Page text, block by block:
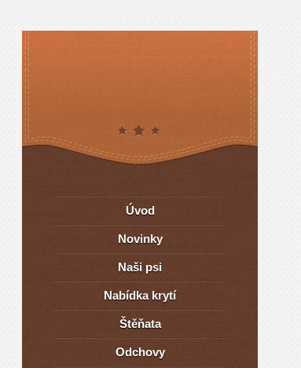
Úvod
Novinky
Naši psi
Nabídka krytí
Štěňata
Odchovy